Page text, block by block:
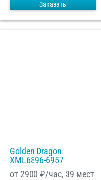
Заказать
Golden Dragon
XML6896-6957
от 2900 ₽/час, 39 мест